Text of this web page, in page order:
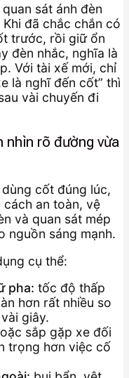
sát ánh đèn
đã chắc chắn có
trước, rồi giữ ổn
đèn nhắc, nghĩa là
Với tài xế mới, chỉ
là nghĩ đến cốt” thì
vài chuyến đi
nhìn rõ đường vừa
cốt đúng lúc,
an toàn, vệ
và quan sát mép
nguồn sáng mạnh.
cụ thể:
pha: tốc độ thấp
hơn rất nhiều so
giây.
sắp gặp xe đối
trọng hơn việc cố